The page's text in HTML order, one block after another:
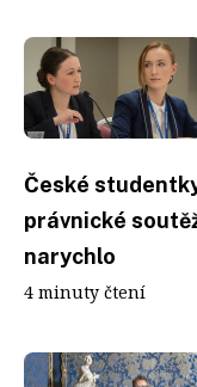
České
právnické
narychlo
4 minuty čtení